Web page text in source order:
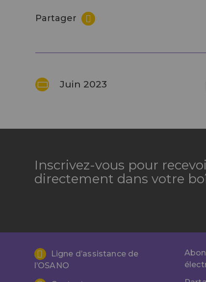
Partager
Juin 2023
Inscrivez-vous pour
directement dans votre
Ligne d’assistance de
l’OSANO